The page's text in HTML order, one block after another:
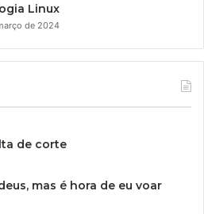
Linux
de 2024
de corte
mas é hora de eu voar